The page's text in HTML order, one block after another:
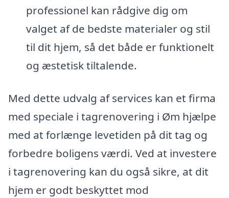
professionel kan rådgive dig om
valget af de bedste materialer og stil
til dit hjem, så det både er funktionelt
og æstetisk tiltalende.
Med dette udvalg af services kan et firma
med speciale i tagrenovering i Øm hjælpe
med at forlænge levetiden på dit tag og
forbedre boligens værdi. Ved at investere
i tagrenovering kan du også sikre, at dit
hjem er godt beskyttet mod